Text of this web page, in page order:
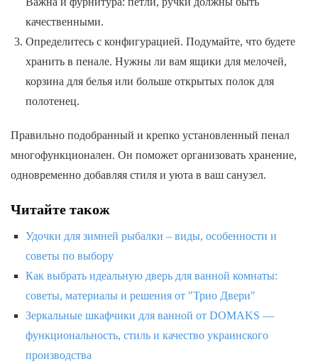
качественными.
Определитесь с конфигурацией. Подумайте, что будете
хранить в пенале. Нужны ли вам ящики для мелочей,
корзина для белья или больше открытых полок для
полотенец.
Правильно подобранный и крепко установленный пенал
многофункционален. Он поможет организовать хранение,
одновременно добавляя стиля и уюта в ваш санузел.
Читайте також
Удочки для зимней рыбалки – виды, особенности и
советы по выбору
Как выбрать идеальную дверь для ванной комнаты:
советы, материалы и решения от "Трио Двери"
Зеркальные шкафчики для ванной от DOMAKS —
функциональность, стиль и качество украинского
производства